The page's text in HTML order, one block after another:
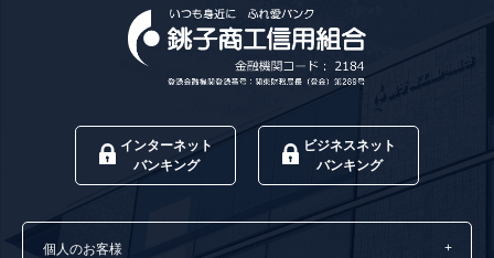
インターネット
バンキング
ビジネスネット
バンキング
個人のお客様